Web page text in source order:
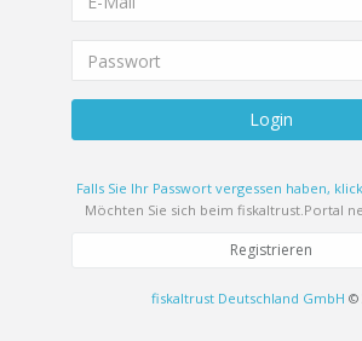
Login
Falls Sie Ihr Passwort vergessen haben,
Möchten Sie sich beim fiskaltrust.Portal
Registrieren
fiskaltrust Deutschland GmbH ©